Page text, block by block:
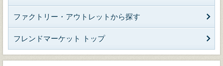
ファクトリー・アウトレットから探す
フレンドマーケット トップ